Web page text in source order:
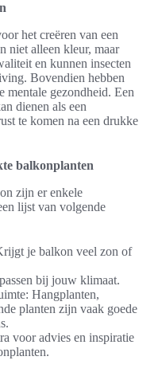
het creëren van een
niet alleen kleur, maar
en kunnen insecten
Bovendien hebben
mentale gezondheid. Een
dienen als een
te komen na een drukke
balkonplanten
zijn er enkele
lijst van volgende
je balkon veel zon of
bij jouw klimaat.
Hangplanten,
planten zijn vaak goede
voor advies en inspiratie